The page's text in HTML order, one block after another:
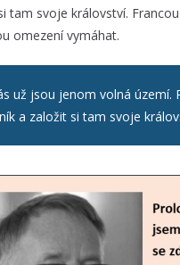
tam svoje království.
omezení vymáhat.
už jsou jenom volná
a založit si tam svoje